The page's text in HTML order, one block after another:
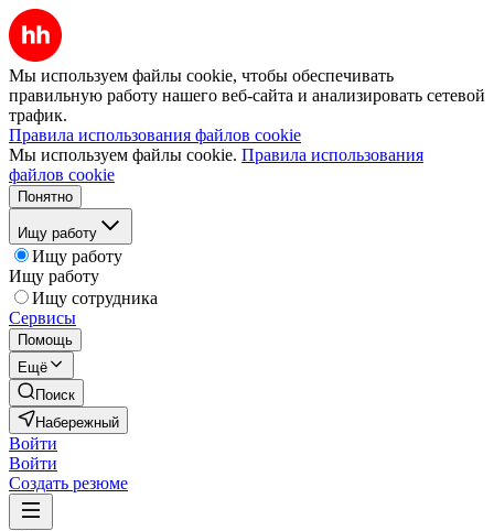
Мы используем файлы cookie, чтобы обеспечивать
правильную работу нашего веб-сайта и анализировать сетевой
трафик.
Правила использования файлов cookie
Мы используем файлы cookie. Правила использования
файлов cookie
Понятно
Ищу работу
Ищу работу
Ищу работу
Ищу сотрудника
Сервисы
Помощь
Ещё
Поиск
Набережный
Войти
Войти
Создать резюме